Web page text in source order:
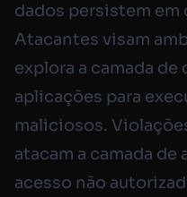
dados persistem em
Atacantes visam
explora a camada
aplicações para
maliciosos.
atacam a camada
acesso não